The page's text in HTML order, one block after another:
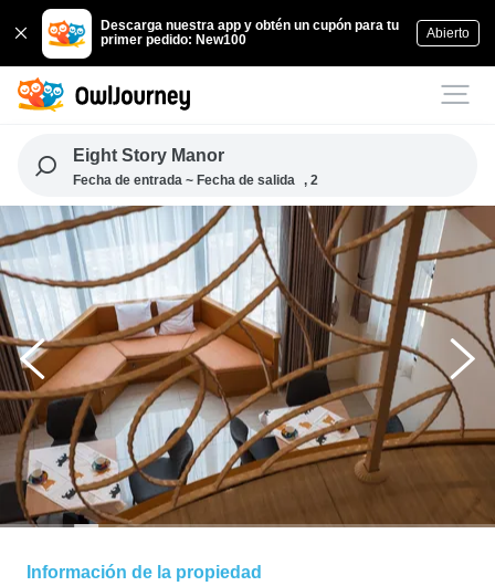
Descarga nuestra app y obtén un cupón para tu
primer pedido: New100
Abierto
Eight Story Manor
Fecha de entrada ~ Fecha de salida , 2
Información de la propiedad